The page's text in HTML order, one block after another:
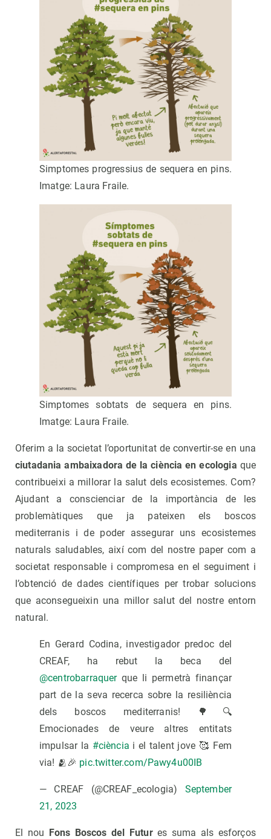
Simptomes progressius de sequera en pins.
Imatge: Laura Fraile.
Simptomes sobtats de sequera en pins.
Imatge: Laura Fraile.
Oferim a la societat l’oportunitat de convertir-se en una
ciutadania ambaixadora de la ciència en ecologia que
contribueixi a millorar la salut dels ecosistemes. Com?
Ajudant a conscienciar de la importància de les
problemàtiques que ja pateixen els boscos
mediterranis i de poder assegurar uns ecosistemes
naturals saludables, així com del nostre paper com a
societat responsable i compromesa en el seguiment i
l’obtenció de dades científiques per trobar solucions
que aconsegueixin una millor salut del nostre entorn
natural.
En Gerard Codina, investigador predoc del
CREAF, ha rebut la beca del
@centrobarraquerque li permetrà finançar
part de la seva recerca sobre la resiliència
dels boscos mediterranis! 🌳🔍
Emocionades de veure altres entitats
impulsar la #ciència i el talent jove 🥰 Fem
via! 🫂🎉 pic.twitter.com/Pawy4u00IB
— CREAF (@CREAF_ecologia) September
21, 2023
El nou Fons Boscos del Futures suma als esforços